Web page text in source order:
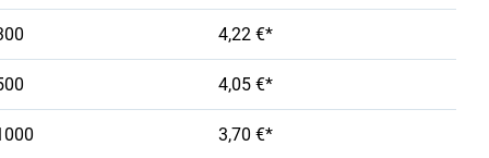
4,22 €*
4,05 €*
3,70 €*